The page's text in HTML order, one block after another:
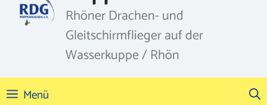
Rhöner Drachen- und
Gleitschirmflieger auf der
Wasserkuppe / Rhön
Menü